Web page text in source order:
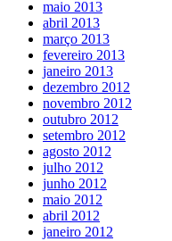
maio 2013
abril 2013
março 2013
fevereiro 2013
janeiro 2013
dezembro 2012
novembro 2012
outubro 2012
setembro 2012
agosto 2012
julho 2012
junho 2012
maio 2012
abril 2012
janeiro 2012